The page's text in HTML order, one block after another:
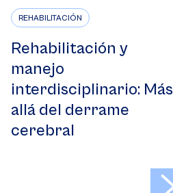
REHABILITACIÓN
Rehabilitación y
manejo
interdisciplinario: Más
allá del derrame
cerebral